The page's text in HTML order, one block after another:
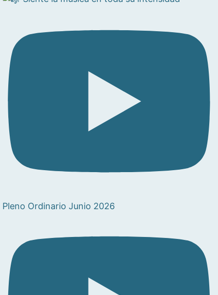
Pleno Ordinario Junio 2026